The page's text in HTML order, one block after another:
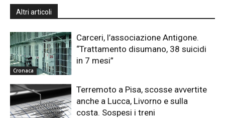
Altri articoli
Cronaca
Carceri, l’associazione Antigone.
“Trattamento disumano, 38 suicidi
in 7 mesi”
Terremoto a Pisa, scosse avvertite
anche a Lucca, Livorno e sulla
costa. Sospesi i treni